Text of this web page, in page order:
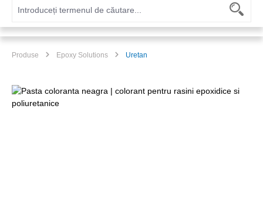
Produse Epoxy Solutions Uretan
Sari peste galeria de imagini